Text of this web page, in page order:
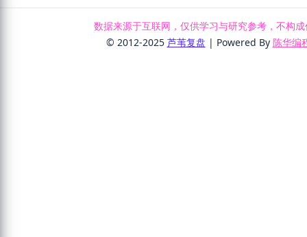
数据来源于互联网，仅供学习与研究参考，不构
© 2012-2025 芦苇复盘 | Powered By 陈华编